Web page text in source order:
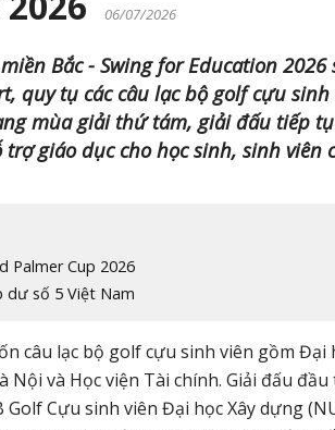
06/07/2026
Bắc - Swing for Education 2026
quy tụ các câu lạc bộ golf cựu sinh
mùa giải thứ tám, giải đấu tiếp
giáo dục cho học sinh, sinh viên
Palmer Cup 2026
dư số 5 Việt Nam
câu lạc bộ golf cựu sinh viên gồm Đại
Nội và Học viện Tài chính. Giải đấu đầu
Cựu sinh viên Đại học Xây dựng